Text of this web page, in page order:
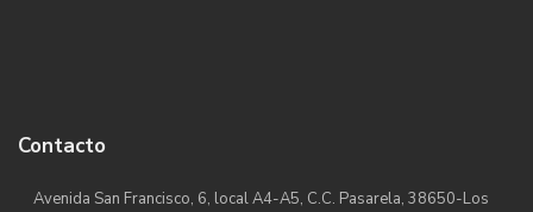
Contacto
Avenida San Francisco, 6, local A4-A5, C.C. Pasarela, 38650-Los